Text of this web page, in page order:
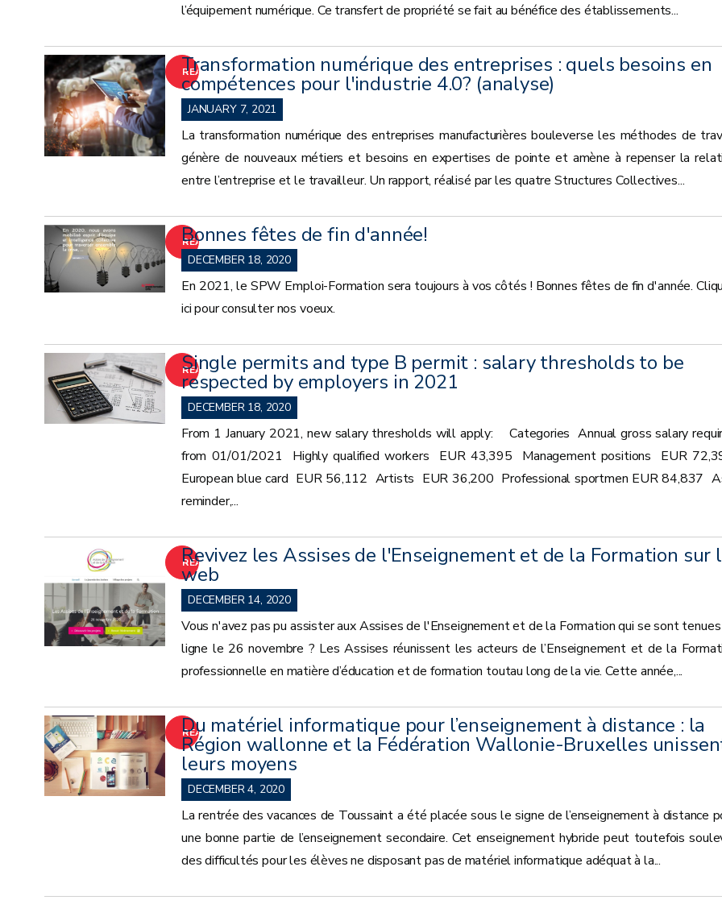
l’équipement numérique. Ce transfert de propriété se fait au bénéfice des établissements...
READ
MORE
Transformation numérique des entreprises : quels besoins en
compétences pour l'industrie 4.0? (analyse)
JANUARY 7, 2021
La transformation numérique des entreprises manufacturières bouleverse les méthodes de
génère de nouveaux métiers et besoins en expertises de pointe et amène à repenser la
entre l’entreprise et le travailleur. Un rapport, réalisé par les quatre Structures Collectives...
READ
MORE
Bonnes fêtes de fin d'année!
DECEMBER 18, 2020
En 2021, le SPW Emploi-Formation sera toujours à vos côtés ! Bonnes fêtes de fin d'année.
ici pour consulter nos voeux.
READ
MORE
Single permits and type B permit : salary thresholds to be
respected by employers in 2021
DECEMBER 18, 2020
From 1 January 2021, new salary thresholds will apply: Categories Annual gross salary
from 01/01/2021 Highly qualified workers EUR 43,395 Management positions EUR
European blue card EUR 56,112 Artists EUR 36,200 Professional sportmen EUR 84,837
reminder,...
READ
MORE
Revivez les Assises de l'Enseignement et de la Formation sur
web
DECEMBER 14, 2020
Vous n'avez pas pu assister aux Assises de l'Enseignement et de la Formation qui se sont
ligne le 26 novembre ? Les Assises réunissent les acteurs de l’Enseignement et de la
professionnelle en matière d’éducation et de formation toutau long de la vie. Cette année,...
READ
MORE
Du matériel informatique pour l’enseignement à distance : la
Région wallonne et la Fédération Wallonie-Bruxelles
leurs moyens
DECEMBER 4, 2020
La rentrée des vacances de Toussaint a été placée sous le signe de l’enseignement à distance
une bonne partie de l’enseignement secondaire. Cet enseignement hybride peut toutefois
des difficultés pour les élèves ne disposant pas de matériel informatique adéquat à la...